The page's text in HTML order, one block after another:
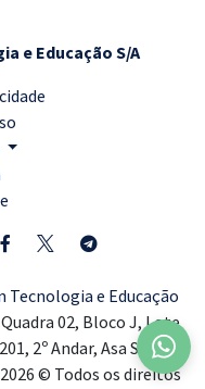
e Educação S/A
Tecnologia e Educação
Quadra 02, Bloco J, Lote
2º Andar, Asa Sul,
© Todos os direitos